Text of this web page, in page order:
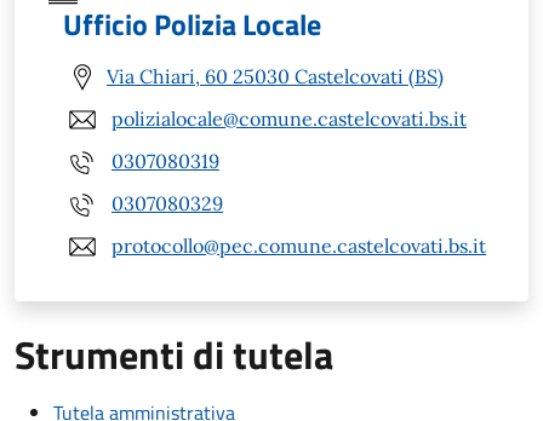
Ufficio Polizia Locale
Via Chiari, 60 25030 Castelcovati (BS)
polizialocale@comune.castelcovati.bs.it
0307080319
0307080329
protocollo@pec.comune.castelcovati.bs.it
Strumenti di tutela
Tutela amministrativa